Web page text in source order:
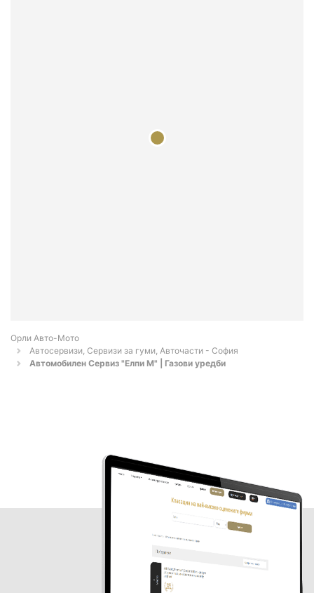
Орли Aвто-Mото
Автосервизи, Сервизи за гуми, Авточасти - София
Автомобилен Сервиз "Елпи М" | Газови уредби